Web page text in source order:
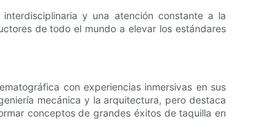
y una atención constante a la
de todo el mundo a elevar los estándares
con experiencias inmersivas en sus
mecánica y la arquitectura, pero destaca
conceptos de grandes éxitos de taquilla en